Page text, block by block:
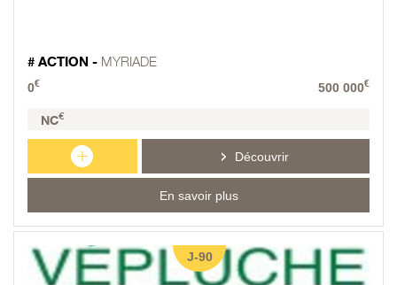
# ACTION - MYRIADE
0€ 500 000€
NC€
+ Découvrir
En savoir plus
J-90